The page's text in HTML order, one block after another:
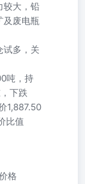
较大，铅
及废电瓶
试多，关
吨，持
下跌
1,887.50
比值
格